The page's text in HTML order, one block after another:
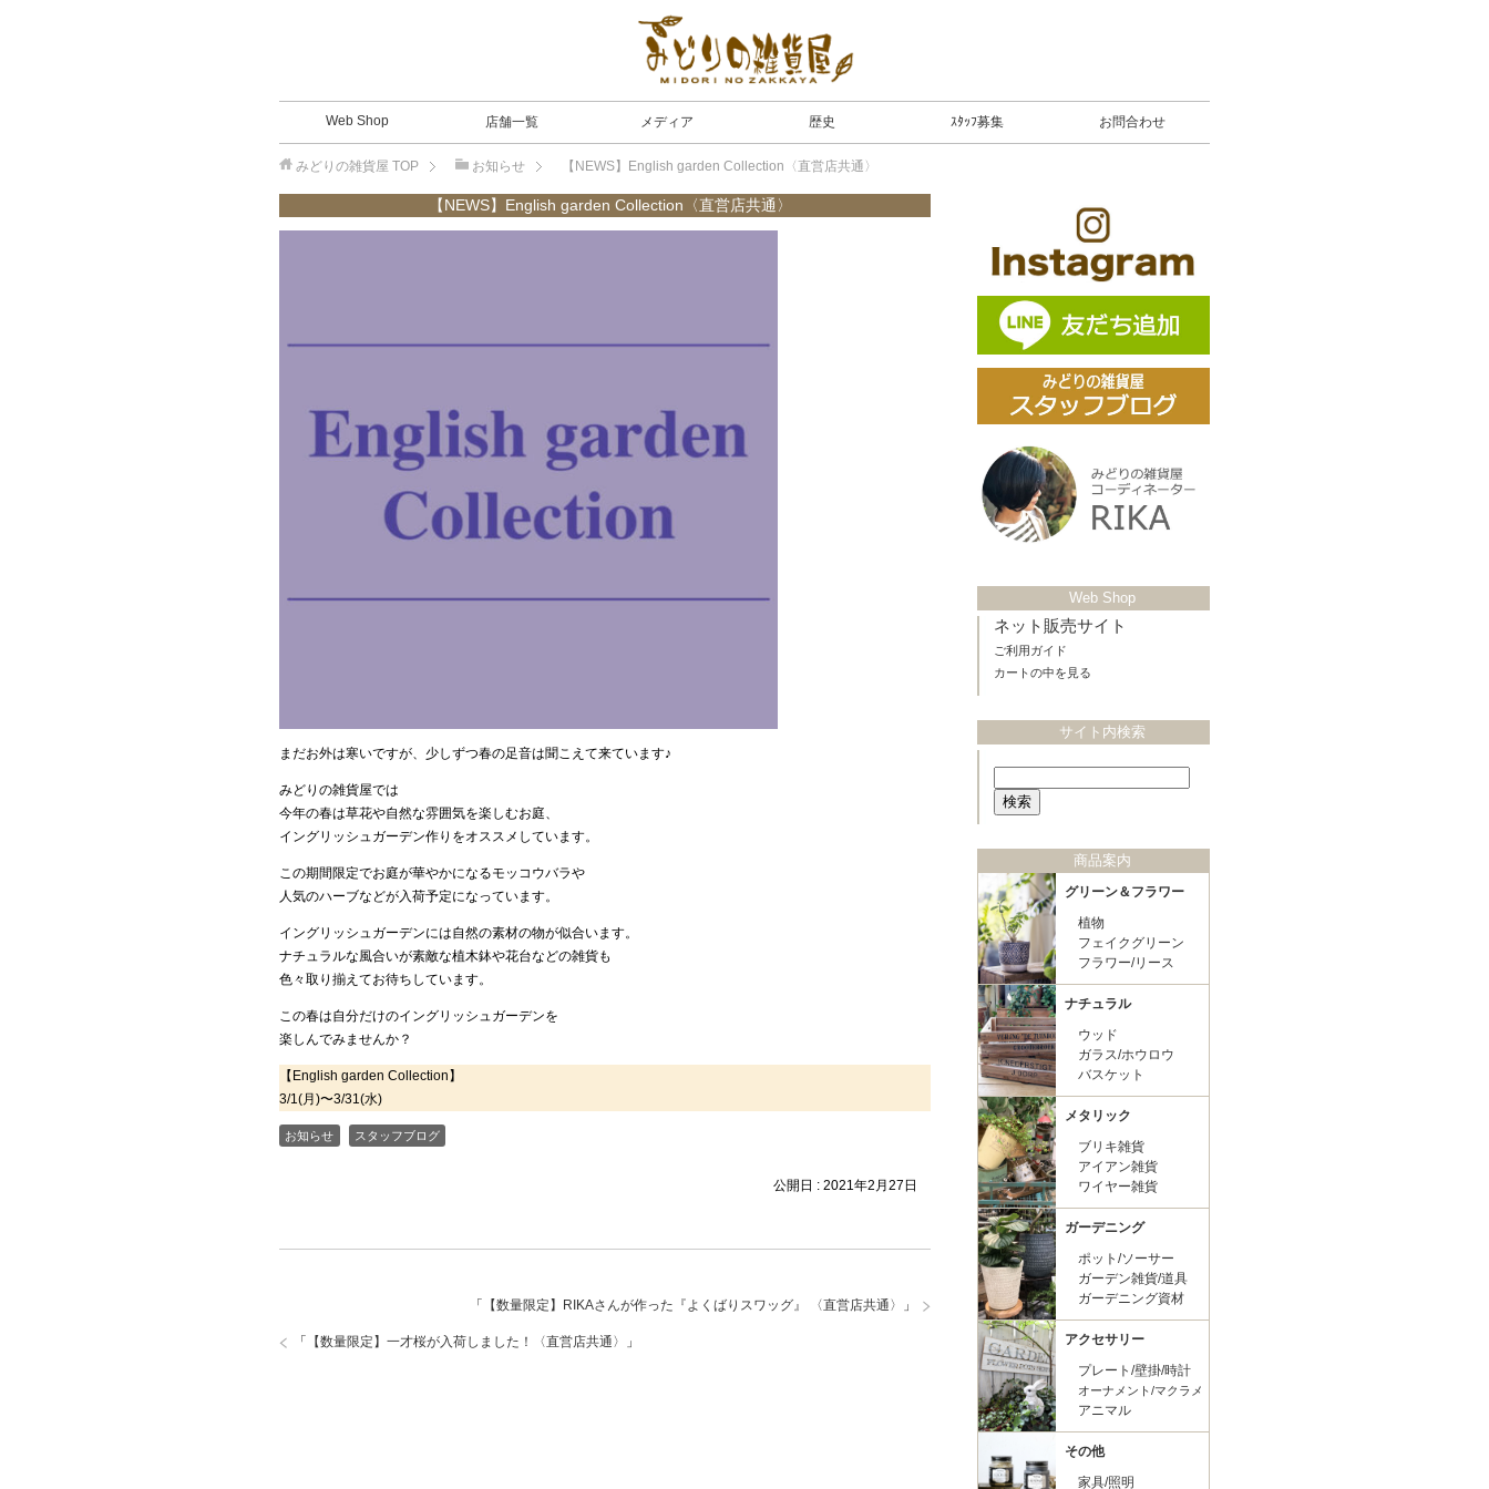
Web Shop 店舗一覧 メディア 歴史 ｽﾀｯﾌ募集 お問合わせ
みどりの雑貨屋 TOP お知らせ 【NEWS】English garden Collection〈直営店共通〉
【NEWS】English garden Collection〈直営店共通〉
まだお外は寒いですが、少しずつ春の足音は聞こえて来ています♪
みどりの雑貨屋では
今年の春は草花や自然な雰囲気を楽しむお庭、
イングリッシュガーデン作りをオススメしています。
この期間限定でお庭が華やかになるモッコウバラや
人気のハーブなどが入荷予定になっています。
イングリッシュガーデンには自然の素材の物が似合います。
ナチュラルな風合いが素敵な植木鉢や花台などの雑貨も
色々取り揃えてお待ちしています。
この春は自分だけのイングリッシュガーデンを
楽しんでみませんか？
【English garden Collection】
3/1(月)〜3/31(水)
お知らせ スタッフブログ
公開日 : 2021年2月27日
「 【数量限定】RIKAさんが作った『よくばりスワッグ』 〈直営店共通〉 」
「 【数量限定】一才桜が入荷しました！〈直営店共通〉 」
Web Shop
ネット販売サイト
ご利用ガイド
カートの中を見る
サイト内検索
商品案内
グリーン＆フラワー
植物
フェイクグリーン
フラワー/リース
ナチュラル
ウッド
ガラス/ホウロウ
バスケット
メタリック
ブリキ雑貨
アイアン雑貨
ワイヤー雑貨
ガーデニング
ポット/ソーサー
ガーデン雑貨/道具
ガーデニング資材
アクセサリー
プレート/壁掛/時計
オーナメント/マクラメ
アニマル
その他
家具/照明